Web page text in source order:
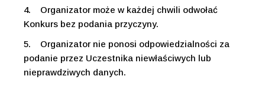
4.
Organizator może w każdej chwili odwołać
Konkurs bez podania przyczyny.
5.
Organizator nie ponosi odpowiedzialności za
podanie przez Uczestnika niewłaściwych lub
nieprawdziwych danych.